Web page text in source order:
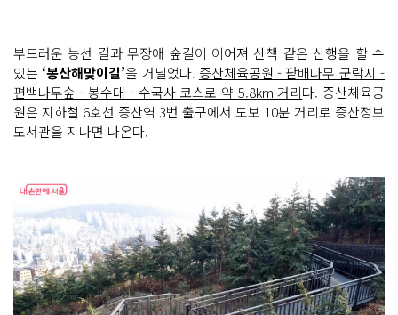
부드러운 능선 길과 무장애 숲길이 이어져 산책 같은 산행을 할 수
있는 ‘봉산해맞이길’을 거닐었다. 증산체육공원 - 팥배나무 군락지 -
편백나무숲 - 봉수대 - 수국사 코스로 약 5.8km 거리다. 증산체육공
원은 지하철 6호선 증산역 3번 출구에서 도보 10분 거리로 증산정보
도서관을 지나면 나온다.